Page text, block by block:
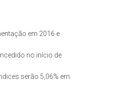
em 2016 e
no início de
serão 5,06% em